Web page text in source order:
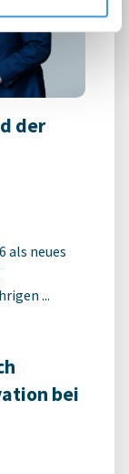
der
als neues
...
bei